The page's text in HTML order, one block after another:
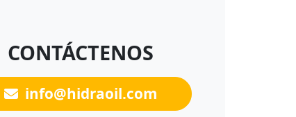
CONTÁCTENOS
info@hidraoil.com